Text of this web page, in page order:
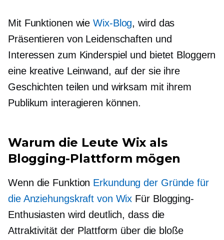
Mit Funktionen wieWix-Blog, wird das
Präsentieren von Leidenschaften und
Interessen zum Kinderspiel und bietet Bloggern
eine kreative Leinwand, auf der sie ihre
Geschichten teilen und wirksam mit ihrem
Publikum interagieren können.
Warum die Leute Wix als
Blogging-Plattform mögen
Wenn die Funktion Erkundung der Gründe für
die Anziehungskraft von Wix Für Blogging-
Enthusiasten wird deutlich, dass die
Attraktivität der Plattform über die bloße